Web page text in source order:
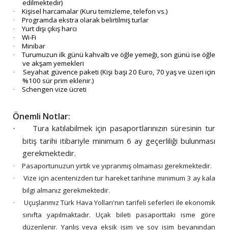
edilmektedir)
· Kişisel harcamalar (Kuru temizleme, telefon vs.)
· Programda ekstra olarak belirtilmiş turlar
· Yurt dışı çıkış harcı
· Wi-Fi
· Minibar
·
Turumuzun ilk günü kahvaltı ve öğle yemeği, son günü ise öğle
ve akşam yemekleri
·
Seyahat güvence paketi (Kişi başı 20 Euro, 70 yaş ve üzeri için
%100 sür prim eklenir.)
· Schengen vize ücreti
Önemli Notlar:
·
Tura katılabilmek için pasaportlarınızın süresinin tur
bitiş tarihi itibariyle minimum 6 ay geçerliliği bulunması
gerekmektedir.
· Pasaportunuzun yırtık ve yıpranmış olmaması gerekmektedir.
·
Vize için acentenizden tur hareket tarihine minimum 3 ay kala
bilgi almanız gerekmektedir.
·
Uçuşlarımız Türk Hava Yolları'nın tarifeli seferleri ile ekonomik
sınıfta yapılmaktadır. Uçak bileti pasaporttaki isme göre
düzenlenir. Yanlış veya eksik isim ve soy isim beyanından